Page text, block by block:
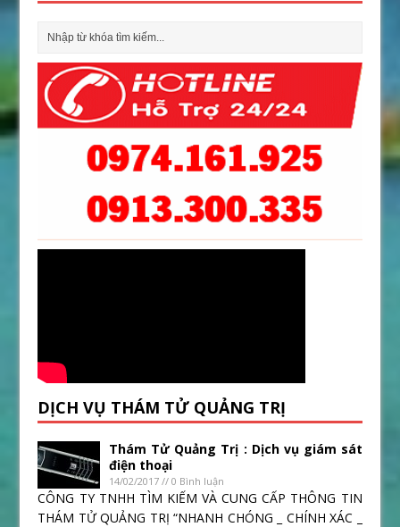
DỊCH VỤ THÁM TỬ QUẢNG TRỊ
Thám Tử Quảng Trị : Dịch vụ giám sát
điện thoại
14/02/2017 // 0 Bình luận
CÔNG TY TNHH TÌM KIẾM VÀ CUNG CẤP THÔNG TIN
THÁM TỬ QUẢNG TRỊ “NHANH CHÓNG _ CHÍNH XÁC _